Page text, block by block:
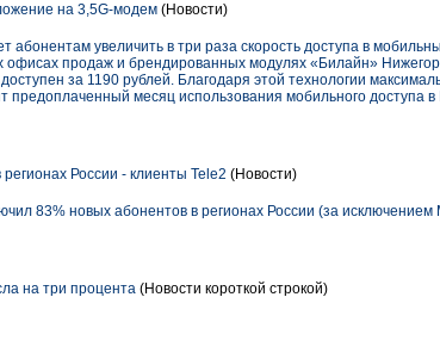
на 3,5G-модем (Новости)
увеличить в три раза скорость доступа в
продаж и брендированных модулях «Билайн»
за 1190 рублей. Благодаря этой технологии
предоплаченный месяц использования мобильного доступа
России - клиенты Tele2 (Новости)
83% новых абонентов в регионах России (за
на три процента (Новости короткой строкой)